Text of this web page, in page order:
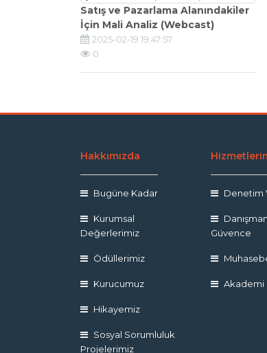
Satış ve Pazarlama Alanındakiler
İçin Mali Analiz (Webcast)
2025-02-19 19:47:57
0
Hakkımızda
Bugüne Kadar
Kurumsal
Değerlerimiz
Ödüllerimiz
Kurucumuz
Hikayemiz
Sosyal Sorumluluk
Projelerimiz
Denetim
Güvence
Akademi